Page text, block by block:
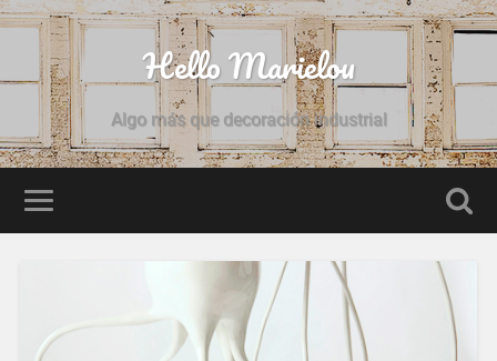
Hello Marielou
Algo más que decoración industrial